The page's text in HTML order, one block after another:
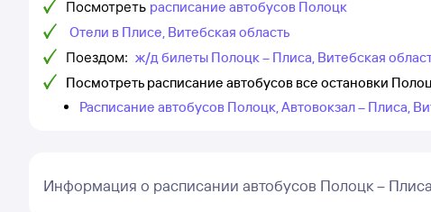
Посмотреть расписание автобусов Полоцк
Отели в Плисе, Витебская область
Поездом: ж/д билеты Полоцк – Плиса, Витебская
Посмотреть расписание автобусов все остановки
Расписание автобусов Полоцк, Автовокзал – Плиса,
Информация о расписании автобусов Полоцк – Плиса